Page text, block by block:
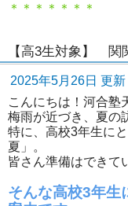
＊＊＊＊＊＊＊
【高3生対象】 関
2025年5月26日 更新
こんにちは！河合塾
梅雨が近づき、夏の
特に、高校3年生に
夏」。
皆さん準備はできて
そんな高校3年生